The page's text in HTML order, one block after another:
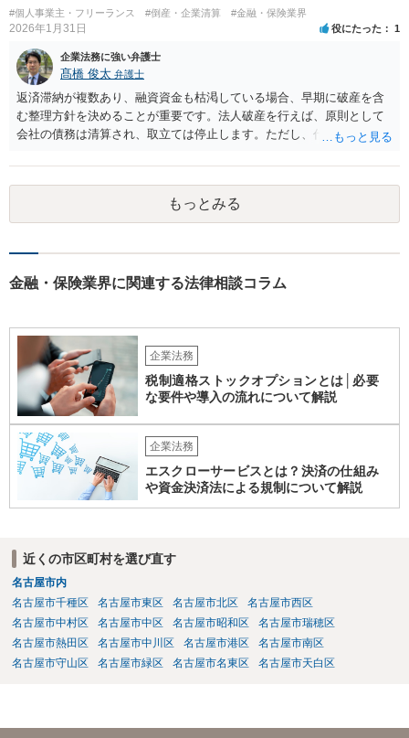
#個人事業主・フリーランス #倒産・企業清算 #金融・保険業界
2026年1月31日 役にたった 1
企業法務に強い弁護士
髙橋 俊太 弁護士
返済滞納が複数あり、融資資金も枯渇している場合、早期に破産を含
む整理方針を決めることが重要です。法人破産を行えば、原則として
会社の債務は清算され、取立ては停止します。ただし、代表者が連帯
ことが多いです。放置すると責任が拡大しやすいため、北海道の法律
事務所で法人破産の実績があるところを探して速やかに相談をして、
資金繰り・雇用・保証の有無を整理した上で進めるのが安全です。イ
ンターネットやココナラだけでなく、北海道の弁護士会などを頼りに
もっとみる
金融・保険業界に関連する法律相談コラム
企業法務
税制適格ストックオプションとは│必要
な要件や導入の流れについて解説
企業法務
エスクローサービスとは？決済の仕組み
や資金決済法による規制について解説
近くの市区町村を選び直す
名古屋市内
名古屋市千種区
名古屋市東区 名古屋市北区
名古屋市西区
名古屋市中村区
名古屋市中区 名古屋市昭和区
名古屋市瑞穂区
名古屋市熱田区
名古屋市中川区 名古屋市港区
名古屋市南区
名古屋市守山区
名古屋市緑区 名古屋市名東区 名古屋市天白区